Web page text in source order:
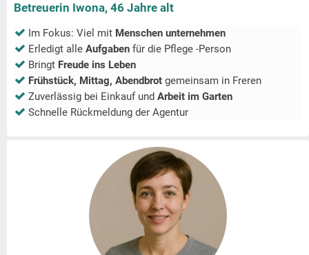
Betreuerin Iwona, 46 Jahre alt
Im Fokus: Viel mit Menschen unternehmen
Erledigt alle Aufgaben für die Pflege -Person
Bringt Freude ins Leben
Frühstück, Mittag, Abendbrot gemeinsam in Freren
Zuverlässig bei Einkauf und Arbeit im Garten
Schnelle Rückmeldung der Agentur